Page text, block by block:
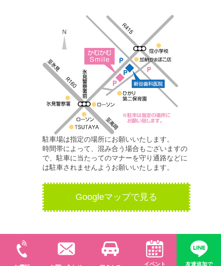
駐車場は指定の場所にお願いいたします。
時間帯によって、混み合う場合もございますの
で、駐車に当たってのマナーを守り通路などに
は駐車されませんようお願いいたします。
Googleマップで見る
© 食育クッキングスタジオ かむかむSmile
イベント 友達追加で